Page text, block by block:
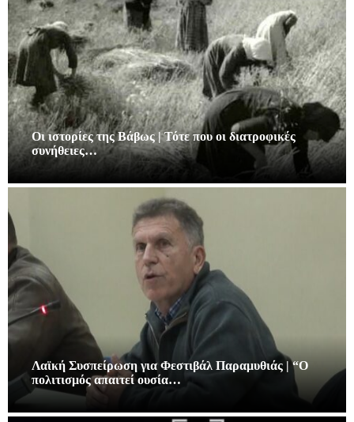
Οι ιστορίες της Βάβως | Τότε που οι διατροφικές
συνήθειες…
Λαϊκή Συσπείρωση για Φεστιβάλ Παραμυθιάς | “Ο
πολιτισμός απαιτεί ουσία…